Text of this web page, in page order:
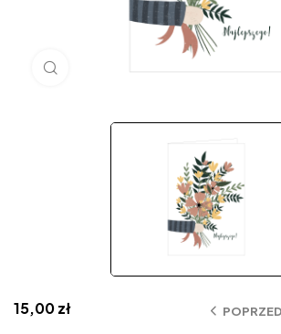
15,00zł